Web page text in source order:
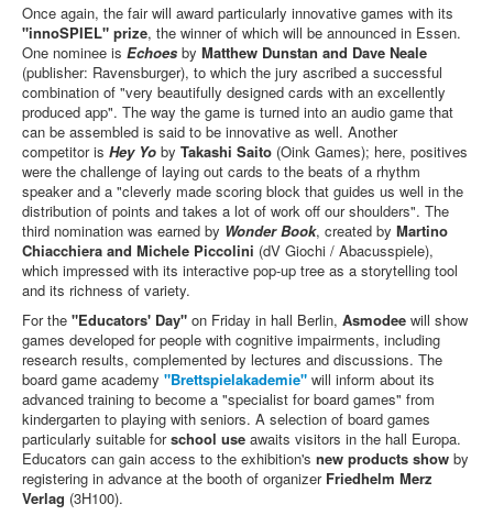
Once again, the fair will award particularly innovative games with its
"innoSPIEL" prize, the winner of which will be announced in Essen.
One nominee is Echoes by Matthew Dunstan and Dave Neale
(publisher: Ravensburger), to which the jury ascribed a successful
combination of "very beautifully designed cards with an excellently
produced app". The way the game is turned into an audio game that
can be assembled is said to be innovative as well. Another
competitor is Hey Yo by Takashi Saito (Oink Games); here, positives
were the challenge of laying out cards to the beats of a rhythm
speaker and a "cleverly made scoring block that guides us well in the
distribution of points and takes a lot of work off our shoulders". The
third nomination was earned by Wonder Book, created by Martino
Chiacchiera and Michele Piccolini (dV Giochi / Abacusspiele),
which impressed with its interactive pop-up tree as a storytelling tool
and its richness of variety.
For the "Educators' Day" on Friday in hall Berlin, Asmodee will show
games developed for people with cognitive impairments, including
research results, complemented by lectures and discussions. The
board game academy "Brettspielakademie" will inform about its
advanced training to become a "specialist for board games" from
kindergarten to playing with seniors. A selection of board games
particularly suitable forschool use awaits visitors in the hall Europa.
Educators can gain access to the exhibition's new products show by
registering in advance at the booth of organizerFriedhelm Merz
Verlag (3H100).